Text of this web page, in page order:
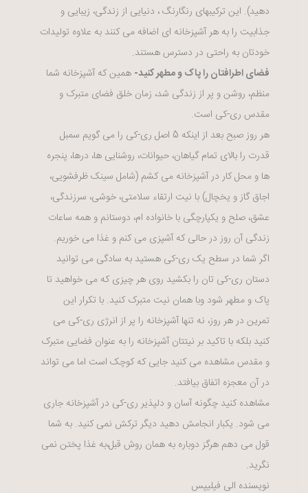
دهید). این ترکیبهای رنگارنگ ، دنیایی از زندگی، زیبایی و
جذابیت را به هر آشپزخانه ای اضافه می کنند به علاوه تولیدات
خودتان به راحتی در دسترس هستند.
فضای اطرافتان را پاک و مطهر کنید- همین که آشپزخانه شما
منظم، روشن و پر از زندگی شد، زمان خلق فضای متبرک و
مقدس ری-کی است.
هر روز صبح بعد از اینکه 5 اصل ری-کی را می گویم سمبل
قدرت را بالای تمام گیاهان، حیوانات، روشنایی ها، درها، پنجره
ها و محل کار در آشپزخانه می کشم (شامل سینک ظرفشویی،
اجاق گاز و یخچال) با نیت ارتقاء سلامتی، خوشی، سرزندگی،
عشق، صلح و یکپارچگی با خانواده ام، دوستانم و همه ساعات
زندگی آن روز در حالی که آشپزی می کنم و غذا می خوریم.
اگر شما در سطح یک ری-کی هستید به سادگی می توانید
دستان ری-کی تان را بکشید روی هر چیزی که می خواهید تا
پاک و مطهر شود وبا همان نیت متبرک کنید. با تکرار این
تمرین در هر روز، نه تنها آشپزخانه را پر از انرژی ری-کی می
کنید بلکه با تاکید بر نیتتان آشپزخانه را به عنوان فضایی متبرک
و مقدس مشاهده می کنید جایی که کوچک است اما می تواند
در آن معجزه اتفاق بیافتد.
مشاهده کنید چگونه آسان و دلپذیر ری-کی در آشپزخانه جاری
می شود. یکبار انجامش دهید دیگر ترکش نمی کنید. به شما
قول می دهم هرگز دوباره به همان روش قبل،به غذا پختن نمی
نگرید.
نویسنده الی فیلیپس